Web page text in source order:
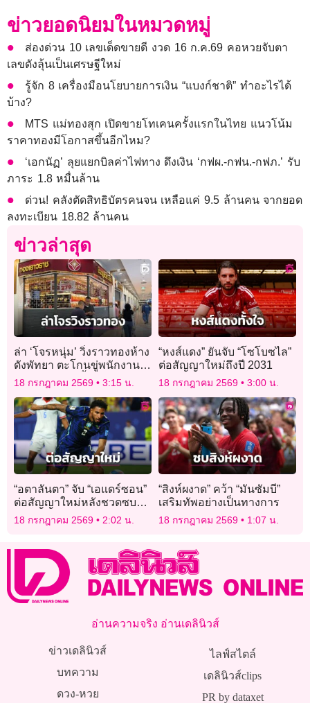
ข่าวยอดนิยมในหมวดหมู่
ส่องด่วน 10 เลขเด็ดขายดี งวด 16 ก.ค.69 คอหวยจับตา
เลขดังลุ้นเป็นเศรษฐีใหม่
รู้จัก 8 เครื่องมือนโยบายการเงิน “แบงก์ชาติ” ทำอะไรได้
บ้าง?
MTS แม่ทองสุก เปิดขายโทเคนครั้งแรกในไทย แนวโน้ม
ราคาทองมีโอกาสขึ้นอีกไหม?
‘เอกนัฏ’ ลุยแยกบิลค่าไฟทาง ดึงเงิน ‘กฟผ.-กฟน.-กฟภ.’ รับ
ภาระ 1.8 หมื่นล้าน
ด่วน! คลังตัดสิทธิบัตรคนจน เหลือแค่ 9.5 ล้านคน จากยอด
ลงทะเบียน 18.82 ล้านคน
ข่าวล่าสุด
ล่า ‘โจรหนุ่ม’ วิ่งราวทองห้าง
ดังพัทยา ตะโกนขู่พนักงาน
ทำเพราะติดหนี้พนันบอล
18 กรกฎาคม 2569 3:15 น.
“หงส์แดง” ยันจับ “โซโบซไล”
ต่อสัญญาใหม่ถึงปี 2031
18 กรกฎาคม 2569 3:00 น.
“อตาลันตา” จับ “เอแดร์ซอน”
ต่อสัญญาใหม่หลังชวดซบผี
แดง
18 กรกฎาคม 2569 2:02 น.
“สิงห์ผงาด” คว้า “มันซัมบี”
เสริมทัพอย่างเป็นทางการ
18 กรกฎาคม 2569 1:07 น.
อ่านความจริง อ่านเดลินิวส์
ข่าวเดลินิวส์
บทความ
ดวง-หวย
ไลฟ์สไตล์
เดลินิวส์clips
PR by dataxet